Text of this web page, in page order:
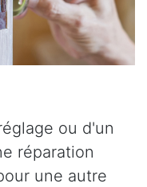
ou d'un
réparation
une autre